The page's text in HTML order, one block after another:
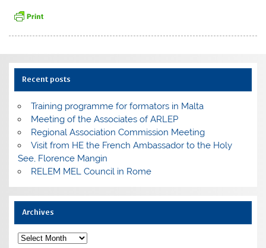
Recent posts
Training programme for formators in Malta
Meeting of the Associates of ARLEP
Regional Association Commission Meeting
Visit from HE the French Ambassador to the Holy
See, Florence Mangin
RELEM MEL Council in Rome
Archives
Archives